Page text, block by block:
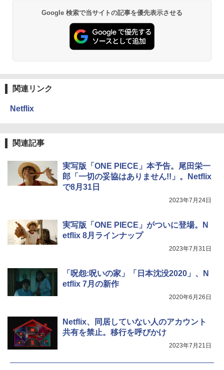
Google 検索で当サイトの記事を優先表示させる
関連リンク
Netflix
関連記事
実写版「ONE PIECE」本予告。尾田栄一
郎「一切の妥協はありません!!」。Netflix
で8月31日
2023年7月24日
実写版「ONE PIECE」がついに登場。N
etflix 8月ラインナップ
2023年7月31日
「呪怨:呪いの家」「日本沈没2020」、N
etflix 7月の新作
2020年6月26日
Netflix、同居していない人のアカウント
共有を禁止。移行を呼びかけ
2023年7月21日